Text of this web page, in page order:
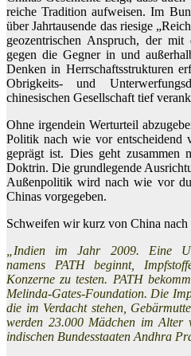
reiche Tradition aufweisen. Im
über Jahrtausende das riesige
geozentrischen Anspruch, der
gegen die Gegner in und
Denken in Herrschaftsstrukturen
Obrigkeits- und
chinesischen Gesellschaft tief
Ohne irgendein Werturteil
Politik nach wie vor entscheidend
geprägt ist. Dies geht zusammen
Doktrin. Die grundlegende
Außenpolitik wird nach wie vor
Chinas vorgegeben.
Schweifen wir kurz von China nach
„Indien im Jahr 2009. Eine
namens PATH beginnt,
Konzerne zu testen. PATH
Melinda-Gates-Foundation. Die
die im Verdacht stehen,
werden 23.000 Mädchen im Alter
indischen Bundesstaaten Andhra